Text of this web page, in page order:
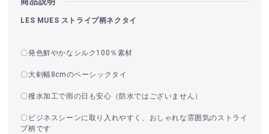
LES MUES ストライプ柄ネクタイ
〇発色鮮やかなシルク100％素材
〇大剣幅8cmのベーシックタイ
〇撥水加工で雨の日も安心（防水ではございません）
〇ビジネスシーンに取り入れやすく、おしゃれな雰囲気のストライ
プ柄です